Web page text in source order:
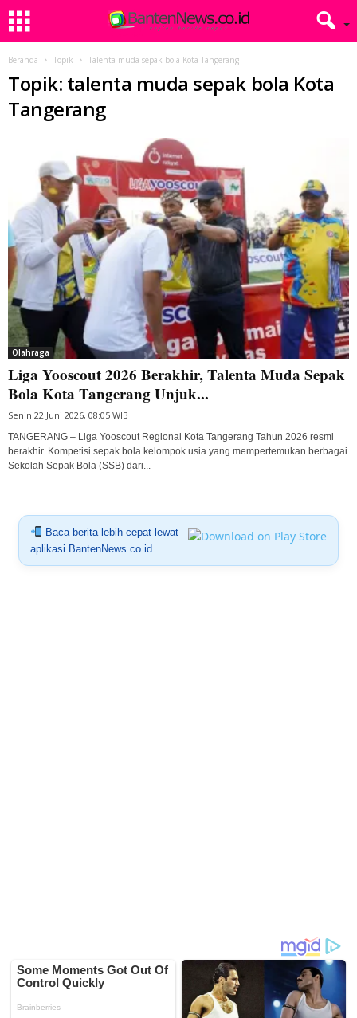
Beranda Topik Talenta muda sepak bola Kota Tangerang
Topik: talenta muda sepak bola Kota
Tangerang
Olahraga
Liga Yooscout 2026 Berakhir, Talenta Muda Sepak
Bola Kota Tangerang Unjuk...
Senin 22 Juni 2026, 08:05 WIB
TANGERANG – Liga Yooscout Regional Kota Tangerang Tahun 2026 resmi
berakhir. Kompetisi sepak bola kelompok usia yang mempertemukan berbagai
Sekolah Sepak Bola (SSB) dari...
Baca berita lebih cepat lewat
aplikasi BantenNews.co.id